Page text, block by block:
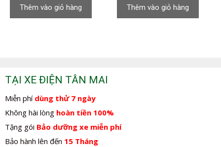
350.000,0₫.là:
280.000,0₫.
Thêm vào giỏ hàng
350.000,0₫.là:
280.000,0₫.
Thêm vào giỏ hàng
TẠI XE ĐIỆN TÂN MAI
Miễn phí dùng thử 7 ngày
Không hài lòng hoàn tiền 100%
Tặng gói Bảo dưỡng xe miễn phí
Bảo hành lên đến 15 Tháng